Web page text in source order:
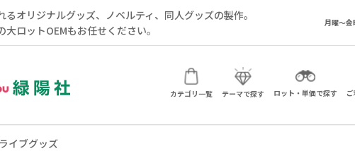
るオリジナルグッズ、ノベルティ、同人グッズの製作。
大ロットOEMもお任せください。
月曜～
カテゴリ一覧 テーマで探す ロット・単価で探す
ライブグッズ